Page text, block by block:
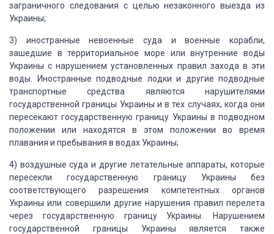
заграничного следования с целью незаконного выезда из
Украины;
3) иностранные невоенные суда и военные корабли,
зашедшие в территориальное море или внутренние воды
Украины с нарушением установленных правил захода в эти
воды.
Иностранные подводные лодки и другие подводные
транспортные средства являются нарушителями
государственной границы Украины и в тех случаях, когда они
пересекают государственную границу Украины в подводном
положении или находятся в этом положении во время
плавания и пребывания в водах Украины;
4) воздушные суда и другие летательные аппараты, которые
пересекли государственную границу Украины без
соответствующего разрешения компетентных органов
Украины или совершили другие нарушения правил перелета
через государственную границу Украины.
Нарушением
государственной границы Украины является также